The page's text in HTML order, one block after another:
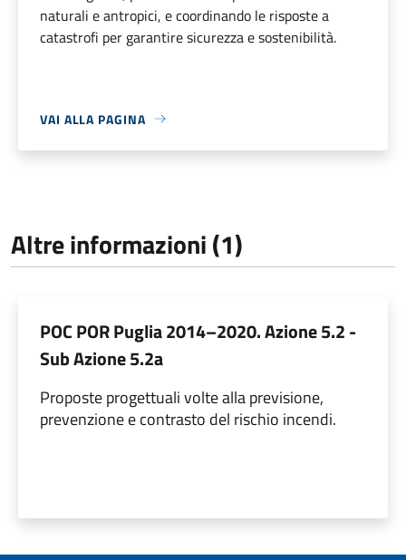
naturali e antropici, e coordinando le risposte a
catastrofi per garantire sicurezza e sostenibilità.
VAI ALLA PAGINA
Altre informazioni (1)
POC POR Puglia 2014–2020. Azione 5.2 -
Sub Azione 5.2a
Proposte progettuali volte alla previsione,
prevenzione e contrasto del rischio incendi.